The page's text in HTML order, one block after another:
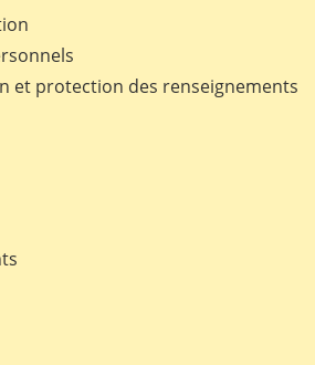
et protection des renseignements